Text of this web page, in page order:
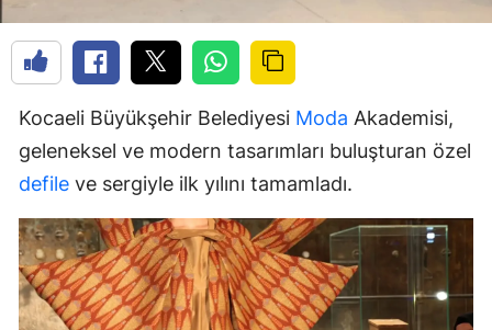
Kocaeli Büyükşehir Belediyesi Moda Akademisi,
geleneksel ve modern tasarımları buluşturan özel
defile ve sergiyle ilk yılını tamamladı.